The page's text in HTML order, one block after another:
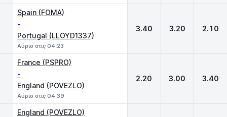
Spain (FOMA)
-
Portugal (LLOYD1337)
Αύριο στις 04:23
3.40 3.20 2.10
France (PSPRO)
-
England (POVEZLO)
Αύριο στις 04:39
2.20 3.00 3.40
England (POVEZLO)